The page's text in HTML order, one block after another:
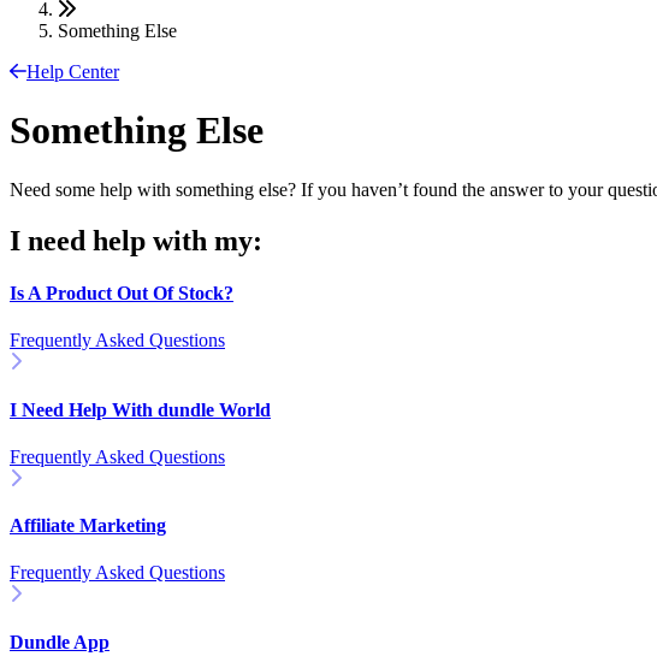
Something Else
Help Center
Something Else
Need some help with something else? If you haven’t found the answer to your
I need help with my:
Is A Product Out Of Stock?
Frequently Asked Questions
I Need Help With dundle World
Frequently Asked Questions
Affiliate Marketing
Frequently Asked Questions
Dundle App